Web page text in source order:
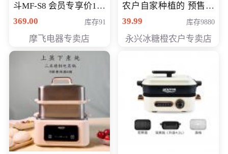
斗MF-S8 会员专享价168
元
369.00 库存91
摩飞电器专卖店
农户自家种植的 预售10
万斤 会员包邮专享价
39.99 库存9880
永兴冰糖橙农户专卖店